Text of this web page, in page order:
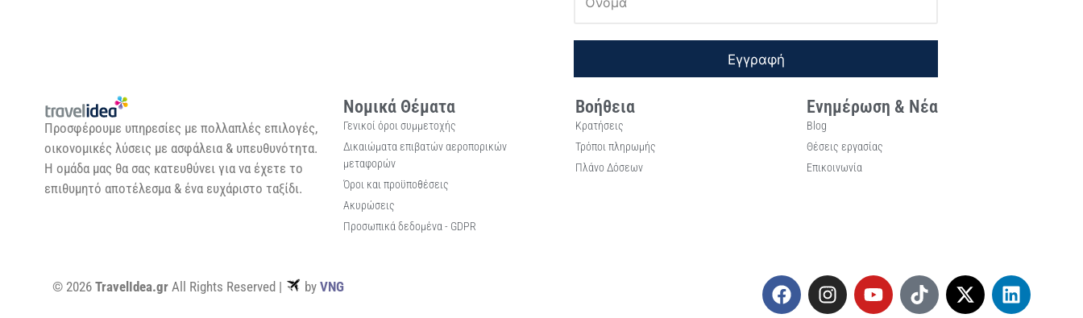
Εγγραφή
Προσφέρουμε υπηρεσίες με πολλαπλές επιλογές,
οικονομικές λύσεις με ασφάλεια & υπευθυνότητα.
Η ομάδα μας θα σας κατευθύνει για να έχετε το
επιθυμητό αποτέλεσμα & ένα ευχάριστο ταξίδι.
Νομικά Θέματα
Γενικοί όροι συμμετοχής
Δικαιώματα επιβατών αεροπορικών
μεταφορών
Όροι και προϋποθέσεις
Ακυρώσεις
Προσωπικά δεδομένα - GDPR
Βοήθεια
Κρατήσεις
Τρόποι πληρωμής
Πλάνο Δόσεων
Ενημέρωση & Νέα
Blog
Θέσεις εργασίας
Επικοινωνία
© 2026 TravelIdea.gr All Rights Reserved | by VNG